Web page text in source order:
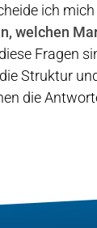
ich
welchen
Fragen
Struktur
die